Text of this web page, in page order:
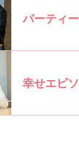
パーティ
幸せエピ